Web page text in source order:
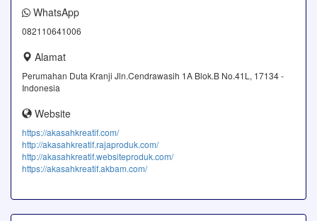
WhatsApp
082110641006
Alamat
Perumahan Duta Kranji Jln.Cendrawasih 1A Blok.B No.41L, 17134 -
Indonesia
Website
https://akasahkreatif.com/
http://akasahkreatif.rajaproduk.com/
http://akasahkreatif.websiteproduk.com/
https://akasahkreatif.akbam.com/